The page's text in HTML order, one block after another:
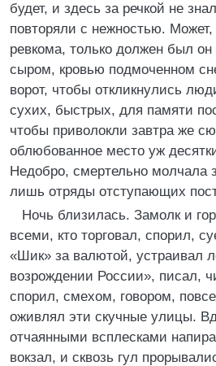
будет, и здесь за речкой не
повторяли с нежностью. Может,
ревкома, только должен был
сыром, кровью подмоченном
ворот, чтобы откликнулись
сухих, быстрых, для памяти
чтобы приволокли завтра же
облюбованное место уж
Недобро, смертельно молчала
лишь отряды отступающих
Ночь близилась. Замолк и
всеми, кто торговал, спорил,
«Шик» за валютой, устраивал
возрождении России», писал,
спорил, смехом, говором,
оживлял эти скучные улицы.
отчаянными всплесками
вокзал, и сквозь гул